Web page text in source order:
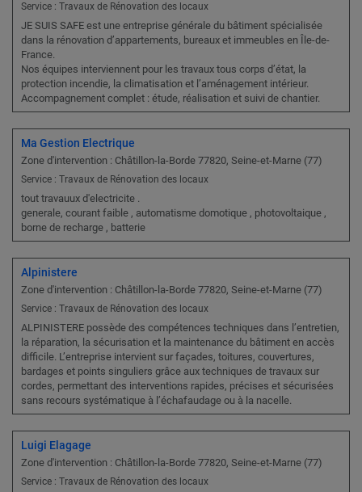
Service : Travaux de Rénovation des locaux
JE SUIS SAFE est une entreprise générale du bâtiment spécialisée
dans la rénovation d’appartements, bureaux et immeubles en Île-de-
France.
Nos équipes interviennent pour les travaux tous corps d’état, la
protection incendie, la climatisation et l’aménagement intérieur.
Accompagnement complet : étude, réalisation et suivi de chantier.
Ma Gestion Electrique
Zone d'intervention : Châtillon-la-Borde 77820, Seine-et-Marne (77)
Service : Travaux de Rénovation des locaux
tout travauux d'electricite .
generale, courant faible , automatisme domotique , photovoltaique ,
borne de recharge , batterie
Alpinistere
Zone d'intervention : Châtillon-la-Borde 77820, Seine-et-Marne (77)
Service : Travaux de Rénovation des locaux
ALPINISTERE possède des compétences techniques dans l’entretien,
la réparation, la sécurisation et la maintenance du bâtiment en accès
difficile. L’entreprise intervient sur façades, toitures, couvertures,
bardages et points singuliers grâce aux techniques de travaux sur
cordes, permettant des interventions rapides, précises et sécurisées
sans recours systématique à l’échafaudage ou à la nacelle.
Luigi Elagage
Zone d'intervention : Châtillon-la-Borde 77820, Seine-et-Marne (77)
Service : Travaux de Rénovation des locaux